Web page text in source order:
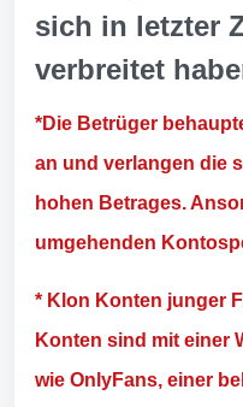
sich in letzter
verbreitet
*Die Betrüger
an und verlangen die
hohen Betrages.
umgehenden
* Klon Konten junger
Konten sind mit einer
wie OnlyFans, einer